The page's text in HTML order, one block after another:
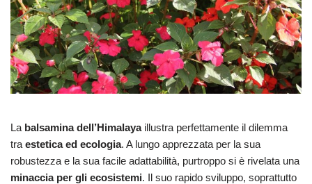
La balsamina dell’Himalayaillustra perfettamente il dilemma
tra estetica ed ecologia. A lungo apprezzata per la sua
robustezza e la sua facile adattabilità, purtroppo si è rivelata una
minaccia per gli ecosistemi. Il suo rapido sviluppo, soprattutto